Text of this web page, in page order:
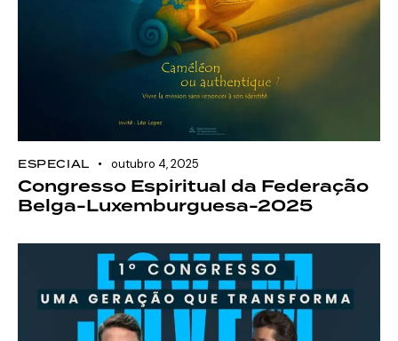
ESPECIAL outubro 4, 2025
Congresso Espiritual da Federação
Belga-Luxemburguesa-2025